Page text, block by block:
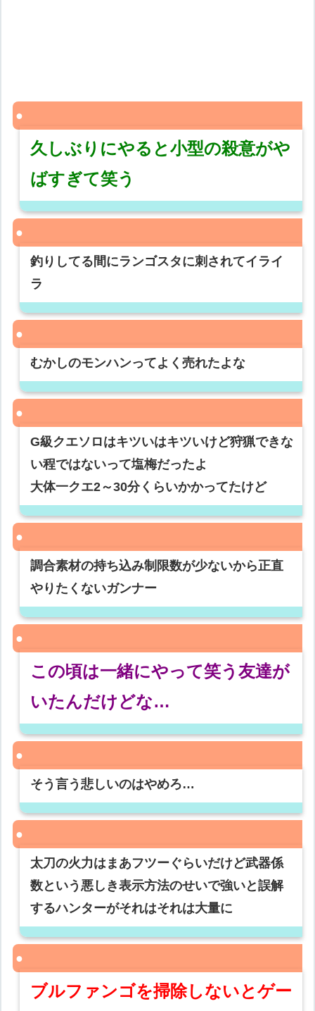
久しぶりにやると小型の殺意がや
ばすぎて笑う
釣りしてる間にランゴスタに刺されてイライ
ラ
むかしのモンハンってよく売れたよな
G級クエソロはキツいはキツいけど狩猟できな
い程ではないって塩梅だったよ
大体一クエ2～30分くらいかかってたけど
調合素材の持ち込み制限数が少ないから正直
やりたくないガンナー
この頃は一緒にやって笑う友達が
いたんだけどな…
そう言う悲しいのはやめろ…
太刀の火力はまあフツーぐらいだけど武器係
数という悪しき表示方法のせいで強いと誤解
するハンターがそれはそれは大量に
ブルファンゴを掃除しないとゲー